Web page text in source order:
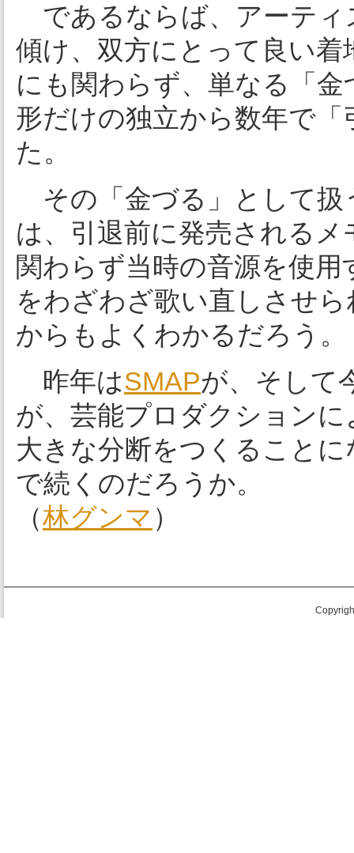
であるならば、アーティ
傾け、双方にとって良い
にも関わらず、単なる「
形だけの独立から数年で
た。
その「金づる」として扱
は、引退前に発売される
関わらず当時の音源を使
をわざわざ歌い直しさせ
からもよくわかるだろう。
昨年はSMAPが、そして
が、芸能プロダクション
大きな分断をつくること
で続くのだろうか。
（林グンマ ）